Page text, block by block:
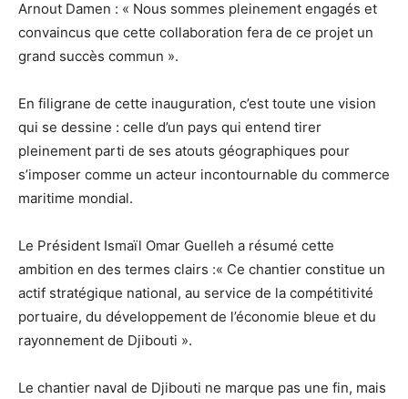
Arnout Damen : « Nous sommes pleinement engagés et
convaincus que cette collaboration fera de ce projet un
grand succès commun ».
En filigrane de cette inauguration, c’est toute une vision
qui se dessine : celle d’un pays qui entend tirer
pleinement parti de ses atouts géographiques pour
s’imposer comme un acteur incontournable du commerce
maritime mondial.
Le Président Ismaïl Omar Guelleh a résumé cette
ambition en des termes clairs :« Ce chantier constitue un
actif stratégique national, au service de la compétitivité
portuaire, du développement de l’économie bleue et du
rayonnement de Djibouti ».
Le chantier naval de Djibouti ne marque pas une fin, mais